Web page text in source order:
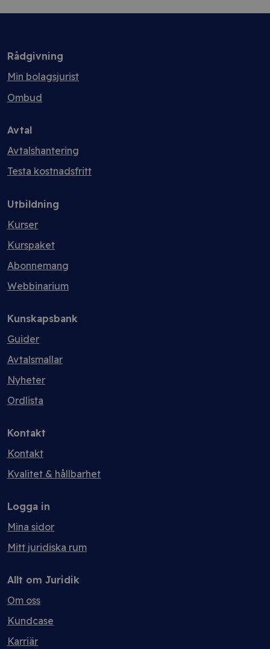
Rådgivning
Min bolagsjurist
Ombud
Avtal
Avtalshantering
Testa kostnadsfritt
Utbildning
Kurser
Kurspaket
Abonnemang
Webbinarium
Kunskapsbank
Guider
Avtalsmallar
Nyheter
Ordlista
Kontakt
Kontakt
Kvalitet & hållbarhet
Logga in
Mina sidor
Mitt juridiska rum
Allt om Juridik
Om oss
Kundcase
Karriär